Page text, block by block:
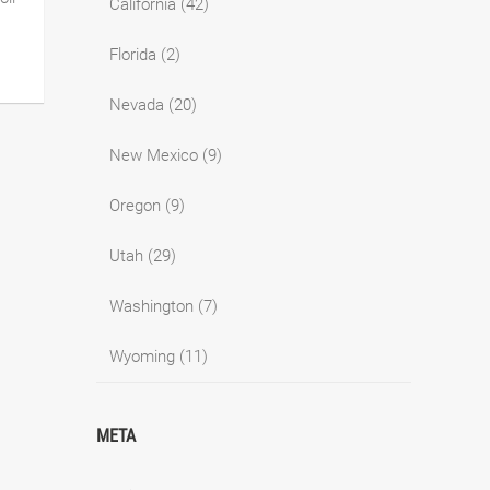
California (42)
Florida (2)
Nevada (20)
New Mexico (9)
Oregon (9)
Utah (29)
Washington (7)
Wyoming (11)
META